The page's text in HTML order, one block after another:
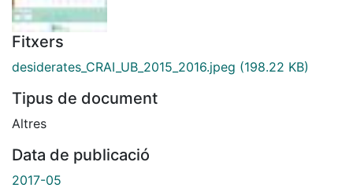
Fitxers
desiderates_CRAI_UB_2015_2016.jpeg (198.22 KB)
Tipus de document
Altres
Data de publicació
2017-05